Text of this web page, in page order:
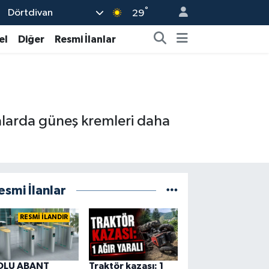
Dörtdivan 29°
Diğer Resmi İlanlar
güneş kremleri daha
İlanlar
RESMİ İLANDIR
ABANT
Traktör kazası: 1